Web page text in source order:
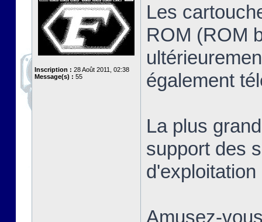
Inscription : 28 Août 2011, 02:38
Message(s) : 55
Les
ROM (ROM
également
La plus
support des
Amusez-